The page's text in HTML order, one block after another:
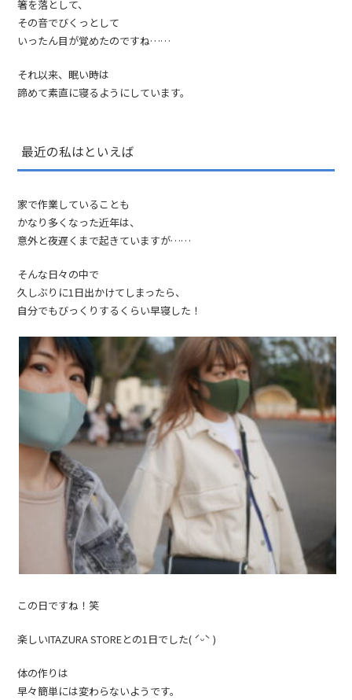
箸を落として、
その音でびくっとして
いったん目が覚めたのですね……
それ以来、眠い時は
諦めて素直に寝るようにしています。
最近の私はといえば
家で作業していることも
かなり多くなった近年は、
意外と夜遅くまで起きていますが……
そんな日々の中で
久しぶりに1日出かけてしまったら、
自分でもびっくりするくらい早寝した！
この日ですね！笑
楽しいITAZURA STOREとの1日でした( ˊᵕˋ )
体の作りは
早々簡単には変わらないようです。